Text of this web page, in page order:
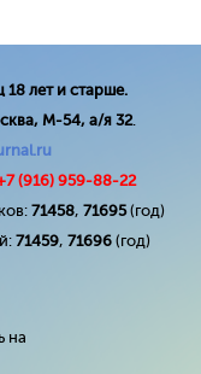
лет и старше.
М-54, а/я 32.
(916) 959-88-22
71458, 71695(год)
71459, 71696 (год)
на